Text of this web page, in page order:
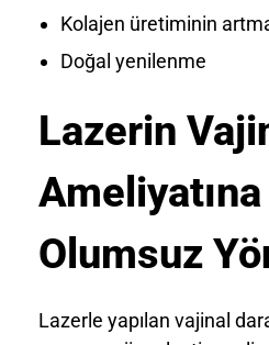
Kolajen üretiminin
Doğal yenilenme
Lazerin
Olumsuz
Lazerle yapılan vajinal